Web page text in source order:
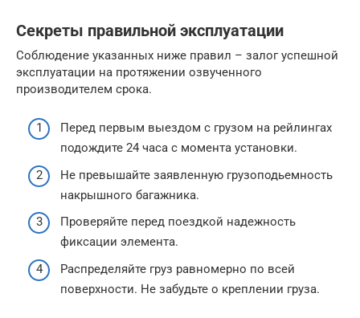
Секреты правильной эксплуатации
Соблюдение указанных ниже правил – залог успешной
эксплуатации на протяжении озвученного
производителем срока.
Перед первым выездом с грузом на рейлингах
подождите 24 часа с момента установки.
Не превышайте заявленную грузоподьемность
накрышного багажника.
Проверяйте перед поездкой надежность
фиксации элемента.
Распределяйте груз равномерно по всей
поверхности. Не забудьте о креплении груза.